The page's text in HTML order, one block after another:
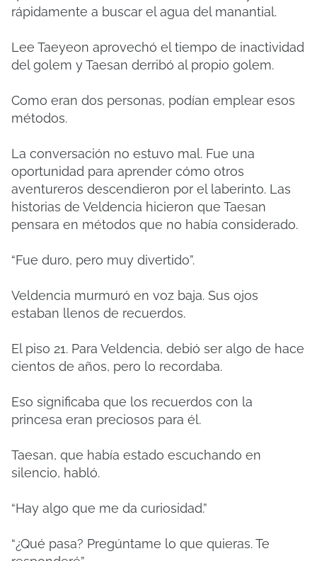
rápidamente a buscar el agua del manantial.
Lee Taeyeon aprovechó el tiempo de inactividad
del golem y Taesan derribó al propio golem.
Como eran dos personas, podían emplear esos
métodos.
La conversación no estuvo mal. Fue una
oportunidad para aprender cómo otros
aventureros descendieron por el laberinto. Las
historias de Veldencia hicieron que Taesan
pensara en métodos que no había considerado.
“Fue duro, pero muy divertido”.
Veldencia murmuró en voz baja. Sus ojos
estaban llenos de recuerdos.
El piso 21. Para Veldencia, debió ser algo de hace
cientos de años, pero lo recordaba.
Eso significaba que los recuerdos con la
princesa eran preciosos para él.
Taesan, que había estado escuchando en
silencio, habló.
“Hay algo que me da curiosidad.”
“¿Qué pasa? Pregúntame lo que quieras. Te